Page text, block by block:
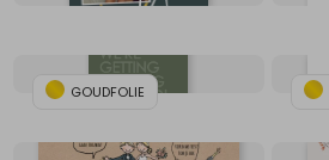
GOUDFOLIE